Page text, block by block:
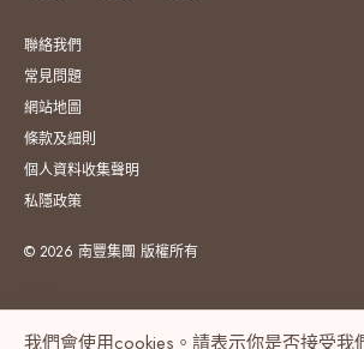
聯絡我們
常見問題
網站地圖
條款及細則
個人資料收集聲明
私隱政策
© 2026 南豐集團 版權所有
我們會使用cookies。請表示你是否接受我